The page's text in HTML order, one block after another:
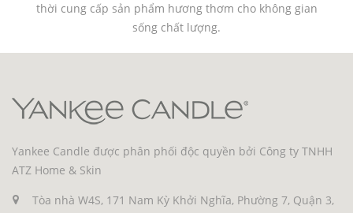
thời cung cấp sản phẩm hương thơm cho không gian
sống chất lượng.
Yankee Candle được phân phối độc quyền bởi Công ty TNHH
ATZ Home & Skin
Tòa nhà W4S, 171 Nam Kỳ Khởi Nghĩa, Phường 7, Quận 3,